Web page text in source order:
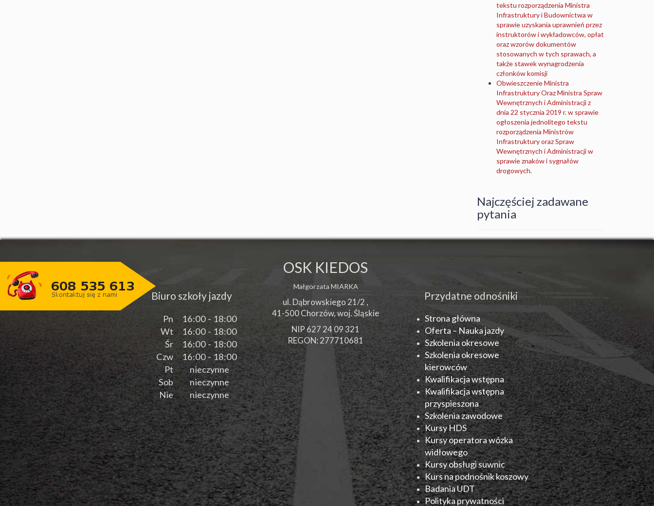
tekstu rozporządzenia Ministra
Infrastruktury i Budownictwa w
sprawie uzyskania uprawnień przez
instruktorów i wykładowców, opłat
oraz wzorów dokumentów
stosowanych w tych sprawach, a
także stawek wynagrodzenia
członków komisji
Obwieszczenie Ministra
Infrastruktury Oraz Ministra Spraw
Wewnętrznych i Administracji z
dnia 22 stycznia 2019 r. w sprawie
ogłoszenia jednolitego tekstu
rozporządzenia Ministrów
Infrastruktury oraz Spraw
Wewnętrznych i Administracji w
sprawie znaków i sygnałów
drogowych.
Najczęściej zadawane
pytania
Biuro szkoły jazdy
Pn
16:00 - 18:00
Wt
16:00 - 18:00
Śr
16:00 - 18:00
Czw
16:00 - 18:00
Pt
nieczynne
Sob
nieczynne
Nie
nieczynne
OSK KIEDOS
Małgorzata MIARKA
ul. Dąbrowskiego 21/2 ,
41-500Chorzów, woj.Śląskie
NIP 627 24 09 321
REGON: 277710681
Przydatne odnośniki
Strona główna
Oferta – Nauka jazdy
Szkolenia okresowe
Szkolenia okresowe
kierowców
Kwalifikacja wstępna
Kwalifikacja wstępna
przyspieszona
Szkolenia zawodowe
Kursy HDS
Kursy operatora wózka
widłowego
Kursy obsługi suwnic
Kurs na podnośnik koszowy
Badania UDT
Polityka prywatności